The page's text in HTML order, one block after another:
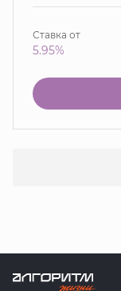
Ставка от
5.95%